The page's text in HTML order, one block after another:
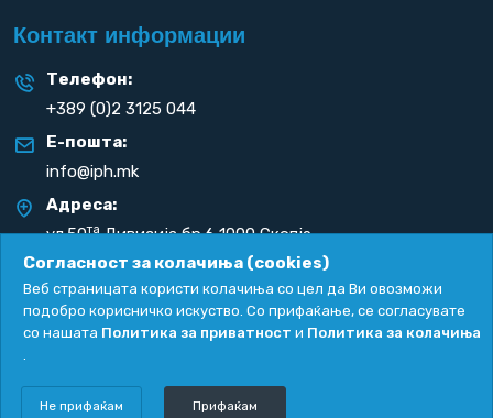
Контакт информации
Телефон:
+389 (0)2 3125 044
Е-пошта:
info@iph.mk
Адреса:
ул.50таДивизија бр.6 1000 Скопје
Република С. Македонија
Copyright 2026. All rights reserved by
Согласност за колачиња (cookies)
Веб страницата користи колачиња со цел да Ви овозможи
подобро корисничко искуство. Со прифаќање, се согласувате
со нашата Политика за приватност и Политика за колачиња
.
Не прифаќам Прифаќам